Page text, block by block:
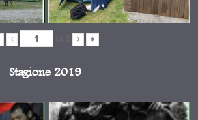
‹ › »
Stagione 2019